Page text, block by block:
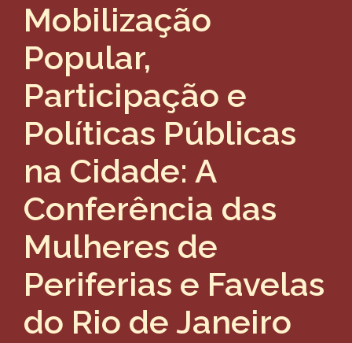
Mobilização
Popular,
Participação e
Políticas Públicas
na Cidade: A
Conferência das
Mulheres de
Periferias e Favelas
do Rio de Janeiro